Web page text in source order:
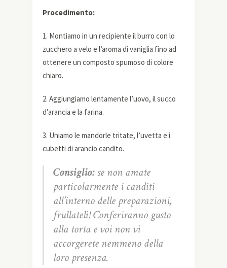
Procedimento:
1. Montiamo in un recipiente il burro con lo
zucchero a velo e l’aroma di vaniglia fino ad
ottenere un composto spumoso di colore
chiaro.
2. Aggiungiamo lentamente l’uovo, il succo
d’arancia e la farina.
3. Uniamo le mandorle tritate, l’uvetta e i
cubetti di arancio candito.
Consiglio:se non amate
particolarmente i canditi
all’interno delle preparazioni,
frullateli! Conferiranno gusto
alla torta e voi non vi
accorgerete nemmeno della
loro presenza.